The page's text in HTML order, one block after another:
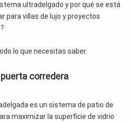
ultradelgado y por qué se está
para villas de lujo y proyectos
lo que necesitas saber.
corredera
es un sistema de patio de
maximizar la superficie de vidrio